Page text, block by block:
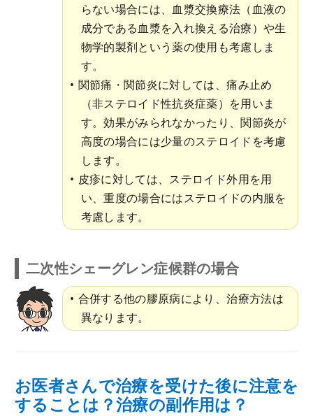
らない場合には、血漿交換療法（血液の
成分である血漿を入れ換える治療）や生
物学的製剤という薬の使用も考慮しま
す。
関節痛・関節炎に対しては、痛み止め
（非ステロイド性抗炎症薬）を用いま
す。効果がみられなかったり、関節炎が
高度の場合には少量のステロイドを考慮
します。
皮疹に対しては、ステロイド外用を用
い、重度の場合にはステロイドの内服を
考慮します。
二次性シェーグレン症候群の場合
合併する他の膠原病により、治療方法は
異なります。
お医者さんで治療を受けた後に注意を
することは？治療の副作用は？